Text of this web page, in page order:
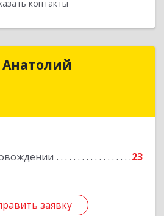
контакты
Назад
Анатолий
23
заявку
Радостев Анатолий
Подробнее
заявку